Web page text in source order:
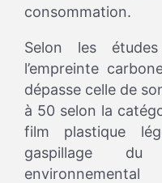
consommation.
Selon les
l’empreinte
dépasse celle de
à 50 selon la
film plastique
gaspillage